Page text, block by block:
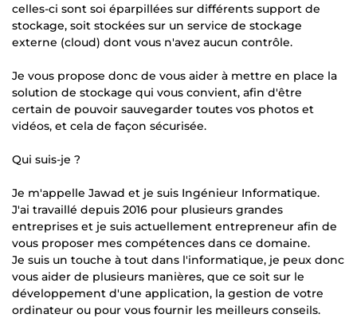
celles-ci sont soi éparpillées sur différents support de
stockage, soit stockées sur un service de stockage
externe (cloud) dont vous n'avez aucun contrôle.
Je vous propose donc de vous aider à mettre en place la
solution de stockage qui vous convient, afin d'être
certain de pouvoir sauvegarder toutes vos photos et
vidéos, et cela de façon sécurisée.
Qui suis-je ?
Je m'appelle Jawad et je suis Ingénieur Informatique.
J'ai travaillé depuis 2016 pour plusieurs grandes
entreprises et je suis actuellement entrepreneur afin de
vous proposer mes compétences dans ce domaine.
Je suis un touche à tout dans l'informatique, je peux donc
vous aider de plusieurs manières, que ce soit sur le
développement d'une application, la gestion de votre
ordinateur ou pour vous fournir les meilleurs conseils.